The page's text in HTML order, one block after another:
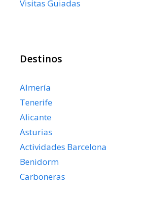
Visitas Guiadas
Destinos
Almería
Tenerife
Alicante
Asturias
Actividades Barcelona
Benidorm
Carboneras